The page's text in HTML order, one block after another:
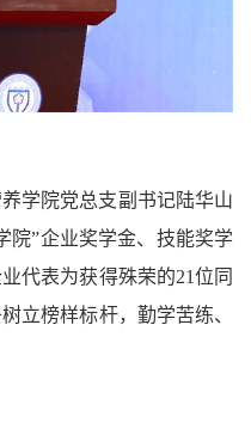
学院党总支副书记陆华山
院”企业奖学金、技能奖学
代表为获得殊荣的21位同
立榜样标杆，勤学苦练、